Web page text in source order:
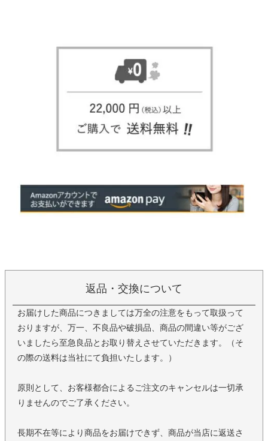
返品・交換について
お届けした商品につきましては万全の注意をもって取扱って
おりますが、万一、不良品や破損品、商品の間違い等がござ
いましたら至急良品とお取り替えさせていただきます。（そ
の際の送料は当社にて負担いたします。）
原則として、お客様都合によるご注文のキャンセルは一切承
りませんのでご了承ください。
長期不在等により商品をお届けできず、商品が当店に返送さ